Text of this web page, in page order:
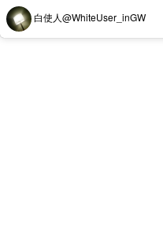
白使人@WhiteUser_inGW